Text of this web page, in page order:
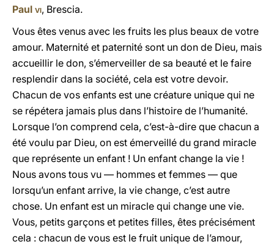
Paul vi, Brescia.
Vous êtes venus avec les fruits les plus beaux de votre
amour. Maternité et paternité sont un don de Dieu, mais
accueillir le don, s’émerveiller de sa beauté et le faire
resplendir dans la société, cela est votre devoir.
Chacun de vos enfants est une créature unique qui ne
se répétera jamais plus dans l’histoire de l’humanité.
Lorsque l’on comprend cela, c’est-à-dire que chacun a
été voulu par Dieu, on est émerveillé du grand miracle
que représente un enfant ! Un enfant change la vie !
Nous avons tous vu — hommes et femmes — que
lorsqu’un enfant arrive, la vie change, c’est autre
chose. Un enfant est un miracle qui change une vie.
Vous, petits garçons et petites filles, êtes précisément
cela : chacun de vous est le fruit unique de l’amour,